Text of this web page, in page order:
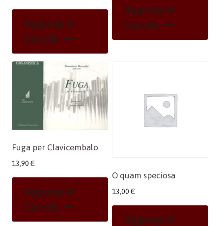
Aggiungi Al
Carrello
Aggiungi Al
Carrello
Fuga per Clavicembalo
13,90 €
Aggiungi Al
Carrello
O quam speciosa
13,00 €
Aggiungi Al